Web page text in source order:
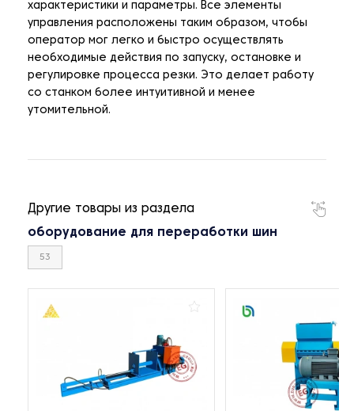
характеристики и параметры. Все элементы
управления расположены таким образом, чтобы
оператор мог легко и быстро осуществлять
необходимые действия по запуску, остановке и
регулировке процесса резки. Это делает работу
со станком более интуитивной и менее
утомительной.
Другие товары из раздела
оборудование для переработки шин
53